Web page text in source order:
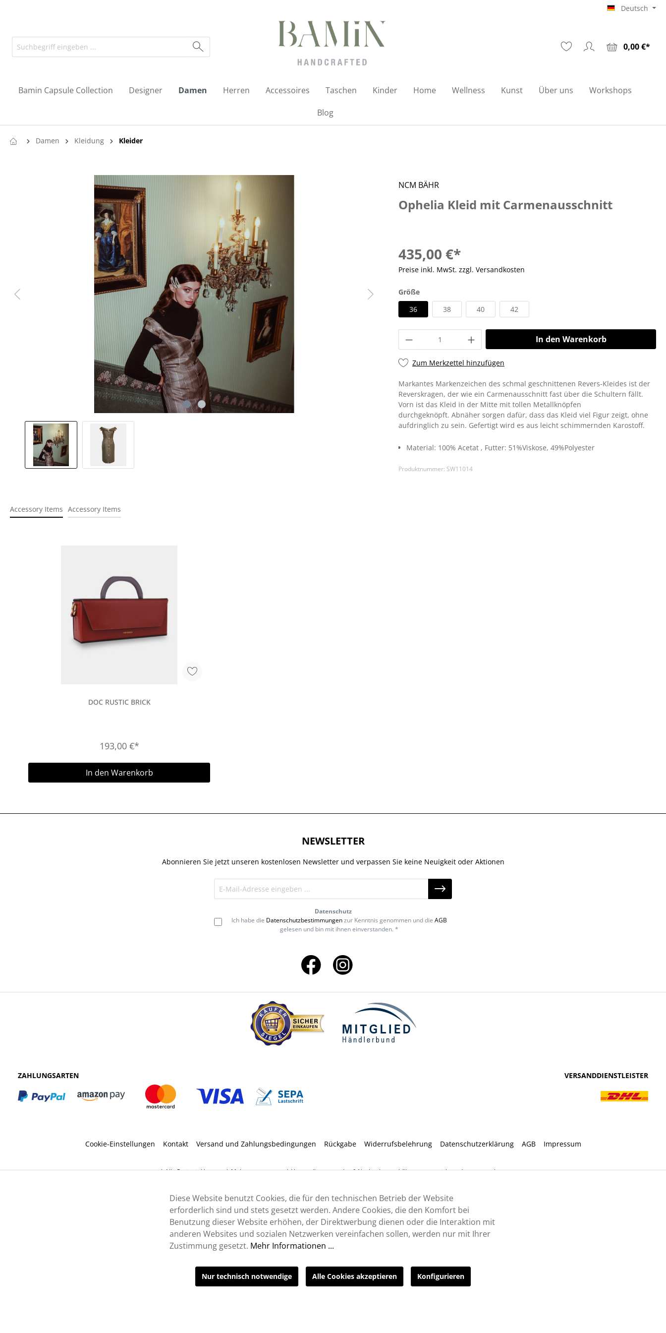
Deutsch
0,00 €*
Bamin Capsule Collection Designer Damen Herren Accessoires Taschen Kinder Home Wellness Kunst Über uns Workshops
Blog
Damen Kleidung Kleider
NCM BÄHR
Ophelia Kleid mit Carmenausschnitt
435,00 €*
Preise inkl. MwSt. zzgl. Versandkosten
Größe
36
38 40 42
In den Warenkorb
Zum Merkzettel hinzufügen
Markantes Markenzeichen des schmal geschnittenen Revers-Kleides ist der
Reverskragen, der wie ein Carmenausschnitt fast über die Schultern fällt.
Vorn ist das Kleid in der Mitte mit tollen Metallknöpfen
durchgeknöpft. Abnäher sorgen dafür, dass das Kleid viel Figur zeigt, ohne
aufdringlich zu sein. Gefertigt wird es aus leicht schimmernden Karostoff.
Material: 100% Acetat , Futter: 51%Viskose, 49%Polyester
Produktnummer: SW11014
Accessory Items Accessory Items
DOC RUSTIC BRICK
193,00 €*
In den Warenkorb
NEWSLETTER
Abonnieren Sie jetzt unseren kostenlosen Newsletter und verpassen Sie keine Neuigkeit oder Aktionen
Datenschutz
Ich habe die Datenschutzbestimmungenzur Kenntnis genommen und die AGB
gelesen und bin mit ihnen einverstanden. *
ZAHLUNGSARTEN VERSANDDIENSTLEISTER
Cookie-Einstellungen Kontakt Versand und Zahlungsbedingungen Rückgabe Widerrufsbelehrung Datenschutzerklärung AGB Impressum
* Alle Preise inkl. gesetzl. Mehrwertsteuer zzgl.Versandkostenund ggf. Nachnahmegebühren, wenn nicht anders angegeben.
Diese Website benutzt Cookies, die für den technischen Betrieb der Website
erforderlich sind und stets gesetzt werden. Andere Cookies, die den Komfort bei
Benutzung dieser Website erhöhen, der Direktwerbung dienen oder die Interaktion mit
anderen Websites und sozialen Netzwerken vereinfachen sollen, werden nur mit Ihrer
Zustimmung gesetzt. Mehr Informationen ...
Nur technisch notwendige Alle Cookies akzeptieren Konfigurieren